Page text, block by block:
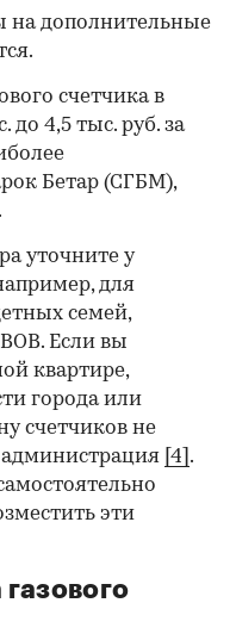
на дополнительные
счетчика в
до 4,5 тыс. руб. за
Бетар (СГБМ),
уточните у
для
семей,
Если вы
квартире,
города или
счетчиков не
[4] .
эти